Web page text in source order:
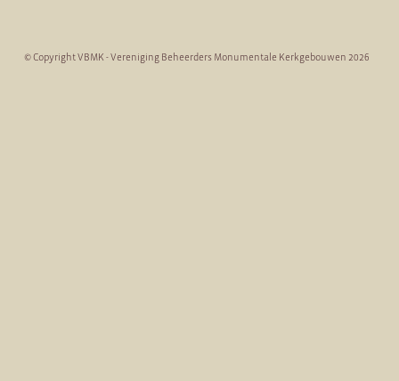
© Copyright VBMK - Vereniging Beheerders Monumentale Kerkgebouwen 2026